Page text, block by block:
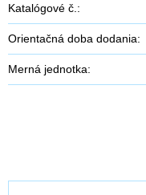
Katalógové č.:
Orientačná doba dodania:
Merná jednotka: